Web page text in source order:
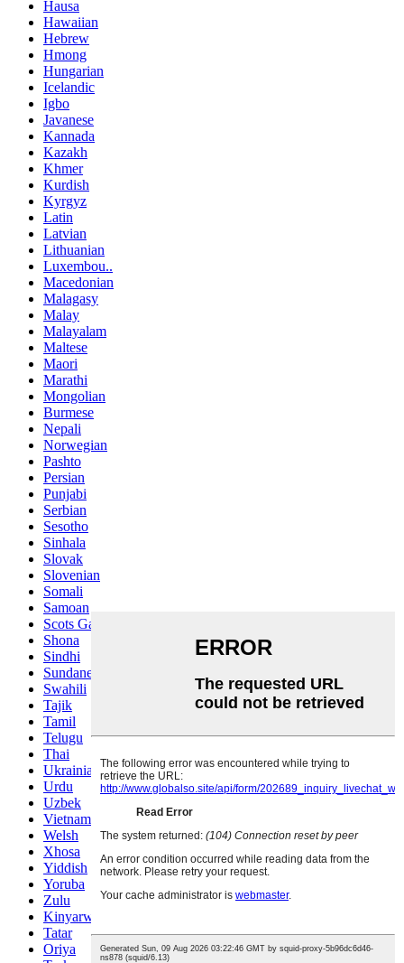
Hausa
Hawaiian
Hebrew
Hmong
Hungarian
Icelandic
Igbo
Javanese
Kannada
Kazakh
Khmer
Kurdish
Kyrgyz
Latin
Latvian
Lithuanian
Luxembou..
Macedonian
Malagasy
Malay
Malayalam
Maltese
Maori
Marathi
Mongolian
Burmese
Nepali
Norwegian
Pashto
Persian
Punjabi
Serbian
Sesotho
Sinhala
Slovak
Slovenian
Somali
Samoan
Scots Gaelic
Shona
Sindhi
Sundanese
Swahili
Tajik
Tamil
Telugu
Thai
Ukrainian
Urdu
Uzbek
Vietnamese
Welsh
Xhosa
Yiddish
Yoruba
Zulu
Kinyarwanda
Tatar
Oriya